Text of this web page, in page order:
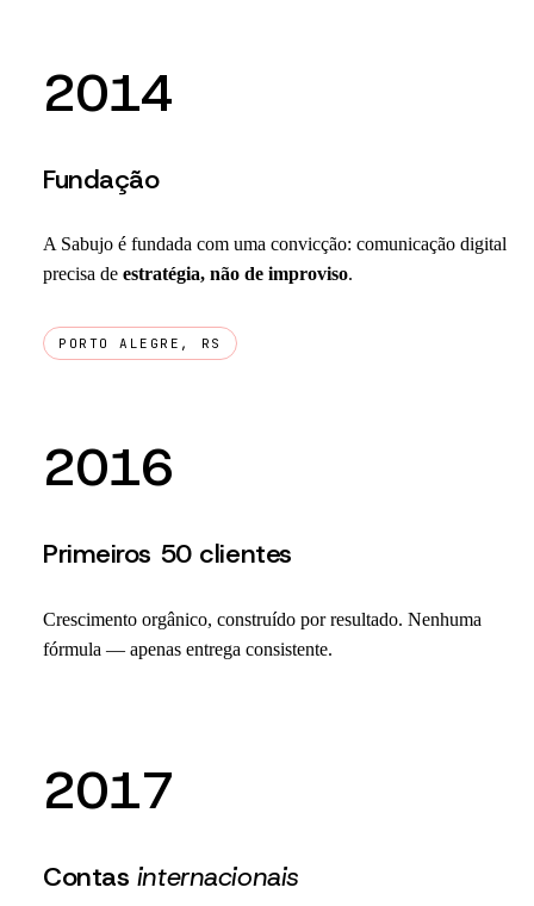
2014
Fundação
A Sabujo é fundada com uma convicção: comunicação digital
precisa de estratégia, não de improviso.
PORTO ALEGRE, RS
2016
Primeiros 50 clientes
Crescimento orgânico, construído por resultado. Nenhuma
fórmula — apenas entrega consistente.
2017
Contas internacionais